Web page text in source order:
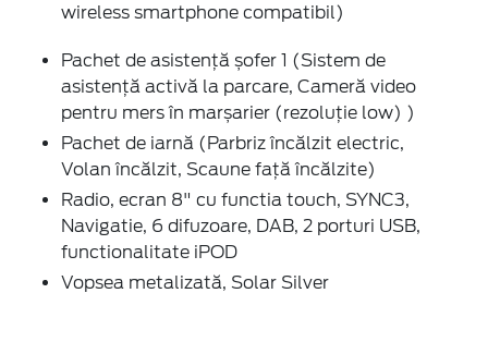
wireless smartphone compatibil)
Pachet de asistență șofer 1 (Sistem de
asistenţă activă la parcare, Cameră video
pentru mers în marșarier (rezoluție low) )
Pachet de iarnă (Parbriz încălzit electric,
Volan încălzit, Scaune faţă încălzite)
Radio, ecran 8" cu functia touch, SYNC3,
Navigatie, 6 difuzoare, DAB, 2 porturi USB,
functionalitate iPOD
Vopsea metalizată, Solar Silver